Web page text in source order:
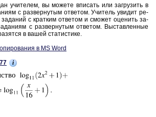
учи­те­лем, вы мо­же­те впи­сать или за­гру­зить в
с раз­вер­ну­тым от­ве­том. Учи­тель уви­дит ре­
с крат­ким от­ве­том и смо­жет оце­нить за­
с раз­вер­ну­тым от­ве­том. Вы­став­лен­ные
в вашей ста­ти­сти­ке.
в MS Word
i